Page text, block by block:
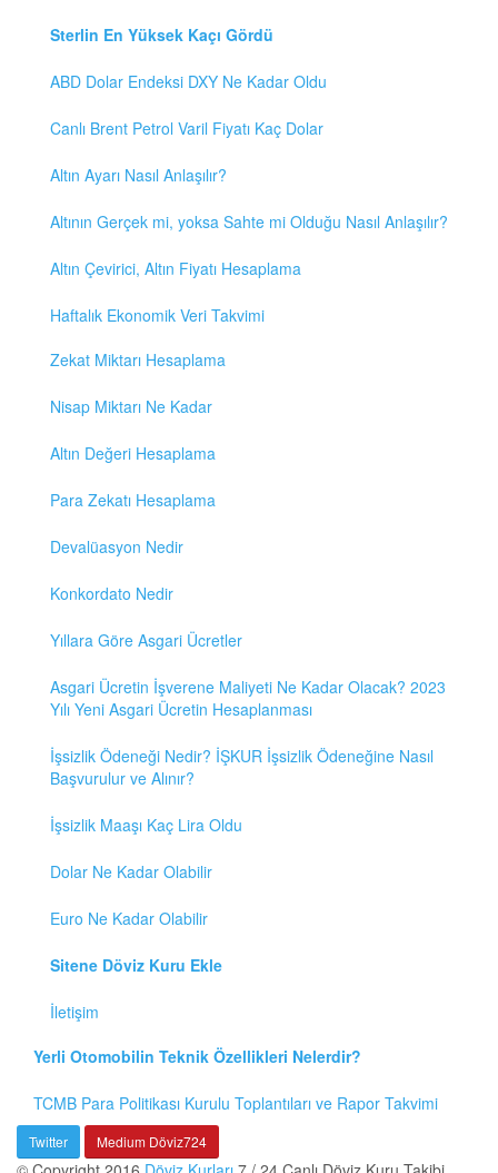
Sterlin En Yüksek Kaçı Gördü
ABD Dolar Endeksi DXY Ne Kadar Oldu
Canlı Brent Petrol Varil Fiyatı Kaç Dolar
Altın Ayarı Nasıl Anlaşılır?
Altının Gerçek mi, yoksa Sahte mi Olduğu Nasıl Anlaşılır?
Altın Çevirici, Altın Fiyatı Hesaplama
Haftalık Ekonomik Veri Takvimi
Zekat Miktarı Hesaplama
Nisap Miktarı Ne Kadar
Altın Değeri Hesaplama
Para Zekatı Hesaplama
Devalüasyon Nedir
Konkordato Nedir
Yıllara Göre Asgari Ücretler
Asgari Ücretin İşverene Maliyeti Ne Kadar Olacak? 2023
Yılı Yeni Asgari Ücretin Hesaplanması
İşsizlik Ödeneği Nedir? İŞKUR İşsizlik Ödeneğine Nasıl
Başvurulur ve Alınır?
İşsizlik Maaşı Kaç Lira Oldu
Dolar Ne Kadar Olabilir
Euro Ne Kadar Olabilir
Sitene Döviz Kuru Ekle
İletişim
Yerli Otomobilin Teknik Özellikleri Nelerdir?
TCMB Para Politikası Kurulu Toplantıları ve Rapor Takvimi
Twitter Medium Döviz724